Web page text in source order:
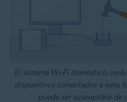
El sistema Wi-Fi doméstico,
dispositivos conectados a este,
puede ser susceptible de